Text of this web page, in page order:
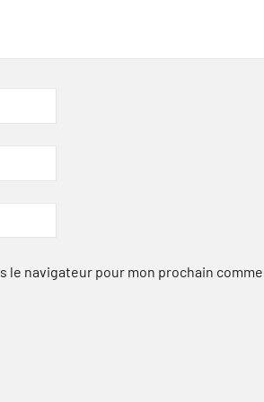
navigateur pour mon prochain